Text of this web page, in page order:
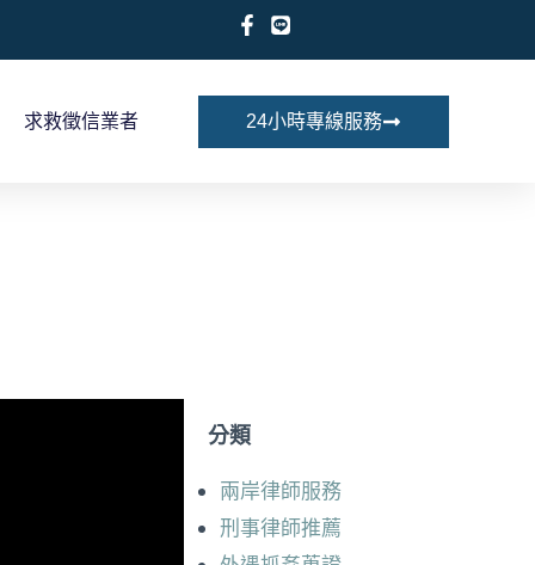
求救徵信業者 24小時專線服務
分類
兩岸律師服務
刑事律師推薦